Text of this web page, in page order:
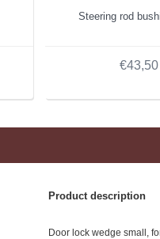
Steering rod
€43,50
Product description
Door lock wedge small,